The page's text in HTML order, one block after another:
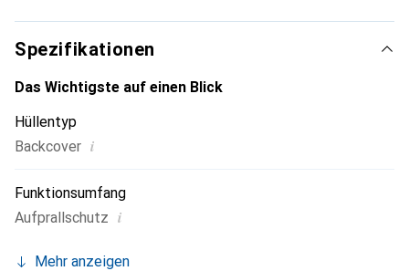
Noreve eine sichere Wahl für eine anspruchsvolle
Kundschaft.
Spezifikationen
Das Wichtigste auf einen Blick
Hüllentyp
Backcover i
Funktionsumfang
Aufprallschutz i
Mehr anzeigen